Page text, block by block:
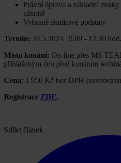
Právní úprava a základní
zákoně
Vybrané skutkové podstaty
Termín: 24.5.2024 | 9.00 - 12.30 hod.
Místo konání: On-line přes MS
přihlášeným den před konáním
Cena: 1 950 Kč bez DPH
Registrace ZDE.
Sdílet článek